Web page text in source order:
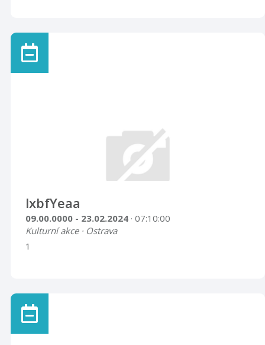
lxbfYeaa
09.00.0000 - 23.02.2024 · 07:10:00
Kulturní akce · Ostrava
1